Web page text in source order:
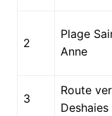
2
Plage
Anne
3
Route
Deshaies